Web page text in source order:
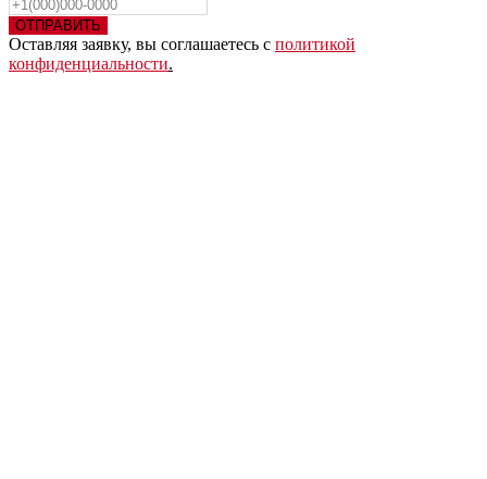
ОТПРАВИТЬ
Оставляя заявку, вы соглашаетесь с политикой
конфиденциальности.